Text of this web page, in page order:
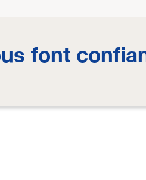
font